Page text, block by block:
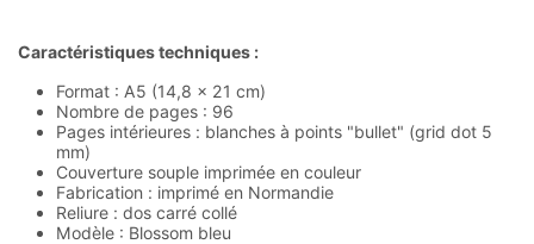
Caractéristiques techniques :
Format : A5 (14,8 x 21 cm)
Nombre de pages : 96
Pages intérieures : blanches à points "bullet" (grid dot 5
mm)
Couverture souple imprimée en couleur
Fabrication : imprimé en Normandie
Reliure : dos carré collé
Modèle : Blossom bleu